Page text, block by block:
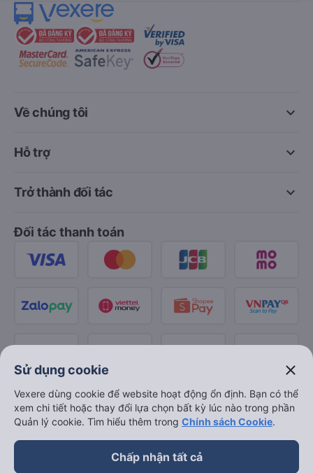
keyboard_arrow_down
Về chúng tôi
keyboard_arrow_down
Hỗ trợ
keyboard_arrow_down
Trở thành đối tác
Đối tác thanh toán
Sử dụng cookie close
Vexere dùng cookie để website hoạt động ổn định. Bạn có thể
xem chi tiết hoặc thay đổi lựa chọn bất kỳ lúc nào trong phần
Quản lý cookie. Tìm hiểu thêm trong Chính sách Cookie.
Chấp nhận tất cả